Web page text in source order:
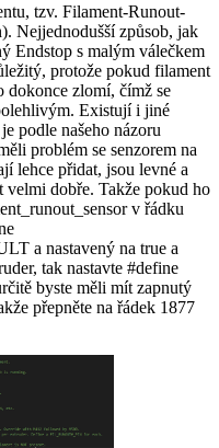
tzv. Filament-Runout-
Nejjednodušší způsob, jak
Endstop s malým válečkem
protože pokud filament
dokonce zlomí, čímž se
Existují i jiné
podle našeho názoru
problém se senzorem na
lehce přidat, jsou levné a
velmi dobře. Takže pokud ho
v řádku
a nastavený na true a
tak nastavte #define
byste měli mít zapnutý
přepněte na řádek 1877